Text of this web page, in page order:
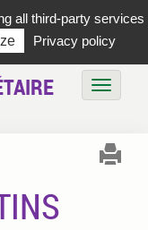
all third-party services
Privacy policy